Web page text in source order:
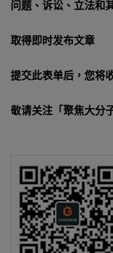
问题、诉讼、立法和
取得即时发布文章
提交此表单后，您将
敬请关注「聚焦大分